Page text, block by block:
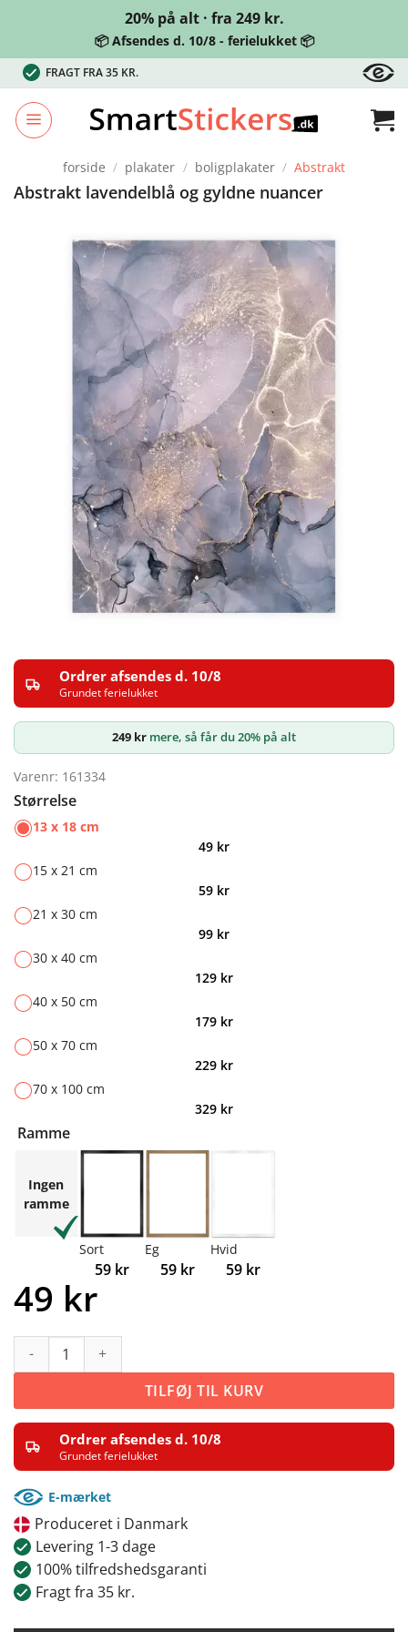
20% på alt · fra 249 kr.
📦 Afsendes d. 10/8 - ferielukket 📦
Fortsæt
til
indhold
FRAGT FRA 35 KR.
forside / plakater / boligplakater / Abstrakt
Abstrakt lavendelblå og gyldne nuancer
Ordrer afsendes d. 10/8
Grundet ferielukket
249 kr mere, så får du 20% på alt
Varenr: 161334
Størrelse
13 x 18 cm
49 kr
15 x 21 cm
59 kr
21 x 30 cm
99 kr
30 x 40 cm
129 kr
40 x 50 cm
179 kr
50 x 70 cm
229 kr
70 x 100 cm
329 kr
Ramme
Ingen
ramme
Sort
59 kr
Eg
59 kr
Hvid
59 kr
49 kr
Abstrakt lavendelblå og gyldne nuancer antal
TILFØJ TIL KURV
Ordrer afsendes d. 10/8
Grundet ferielukket
E-mærket
Produceret i Danmark
Levering 1-3 dage
100% tilfredshedsgaranti
Fragt fra 35 kr.